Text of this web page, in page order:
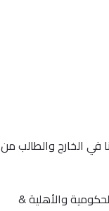
وأبنائنا في الخارج والطالب من
والأهلية &